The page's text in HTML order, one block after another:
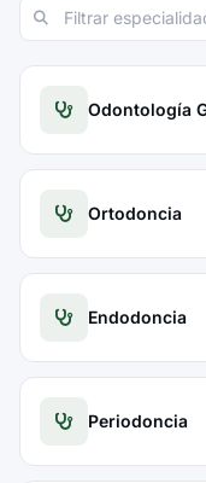
Odontología
Ortodoncia
Endodoncia
Periodoncia